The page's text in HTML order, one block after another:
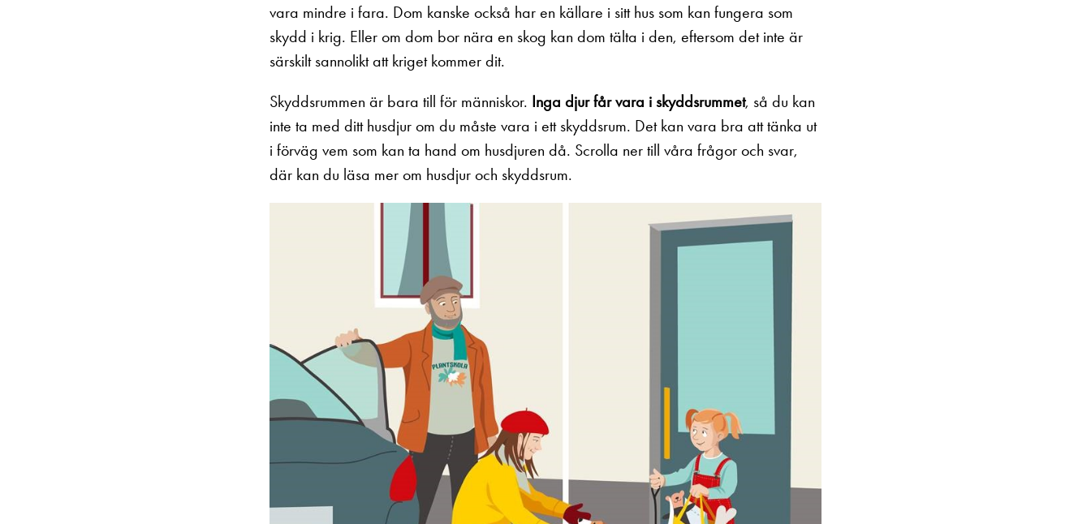
vara mindre i fara. Dom kanske också har en källare i sitt hus som kan fungera som
skydd i krig. Eller om dom bor nära en skog kan dom tälta i den, eftersom det inte är
särskilt sannolikt att kriget kommer dit.
Skyddsrummen är bara till för människor. Inga djur får vara i skyddsrummet, så du kan
inte ta med ditt husdjur om du måste vara i ett skyddsrum. Det kan vara bra att tänka ut
i förväg vem som kan ta hand om husdjuren då. Scrolla ner till våra frågor och svar,
där kan du läsa mer om husdjur och skyddsrum.